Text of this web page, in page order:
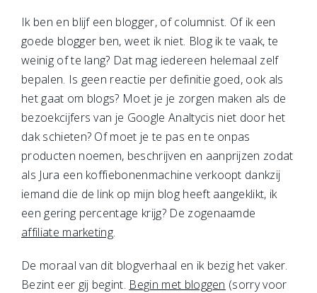
Ik ben en blijf een blogger, of columnist. Of ik een
goede blogger ben, weet ik niet. Blog ik te vaak, te
weinig of te lang? Dat mag iedereen helemaal zelf
bepalen. Is geen reactie per definitie goed, ook als
het gaat om blogs? Moet je je zorgen maken als de
bezoekcijfers van je Google Analtycis niet door het
dak schieten? Of moet je te pas en te onpas
producten noemen, beschrijven en aanprijzen zodat
als Jura een koffiebonenmachine verkoopt dankzij
iemand die de link op mijn blog heeft aangeklikt, ik
een gering percentage krijg? De zogenaamde
affiliate marketing.
De moraal van dit blogverhaal en ik bezig het vaker.
Bezint eer gij begint. Begin met bloggen (sorry voor